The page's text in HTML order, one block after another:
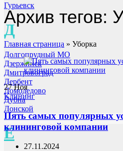
Гурьевск
Д
Долгопрудный МО
Дзержинск
Дмитровоград
Дербент
Домодедово
Дубна
Донской
Е
Архив тегов:
Главная страница » Уборка
27Ноя
Клининг
Пять самых популярных
клининговой компании
27.11.2024